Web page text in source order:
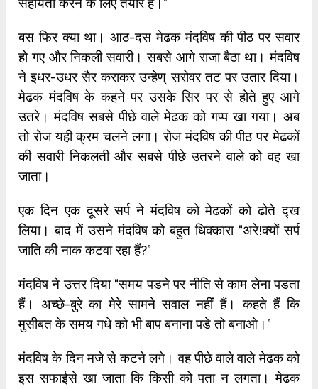
बस फिर क्या था। आठ-दस मेढक मंदविष की पीठ पर सवार
हो गए और निकली सवारी। सबसे आगे राजा बैठा था। मंदविष
ने इधर-उधर सैर कराकर उन्हेण् सरोवर तट पर उतार दिया।
मेढक मंदविष के कहने पर उसके सिर पर से होते हुए आगे
उतरे। मंदविष सबसे पीछे वाले मेढक को गप्प खा गया। अब
तो रोज यही क्रम चलने लगा। रोज मंदविष की पीठ पर मेढकों
की सवारी निकलती और सबसे पीछे उतरने वाले को वह खा
जाता।
एक दिन एक दूसरे सर्प ने मंदविष को मेढकों को ढोते द्ख
लिया। बाद में उसने मंदविष को बहुत धिक्कारा “अरे!क्यों सर्प
जाति की नाक कटवा रहा हैं?”
मंदविष ने उत्तर दिया “समय पडने पर नीति से काम लेना पडता
हैं। अच्छे-बुरे का मेरे सामने सवाल नहीं हैं। कहते हैं कि
मुसीबत के समय गधे को भी बाप बनाना पडे तो बनाओ।”
मंदविष के दिन मजे से कटने लगे। वह पीछे वाले वाले मेढक को
इस सफाईसे खा जाता कि किसी को पता न लगता। मेढक